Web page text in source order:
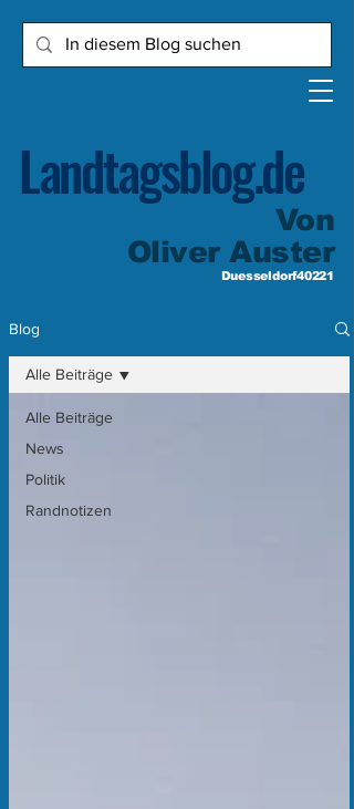
Landtagsblog.de
Von
Oliver Auster
Duesseldorf40221
Blog
Alle Beiträge
News
Politik
Randnotizen
Alle Beiträge